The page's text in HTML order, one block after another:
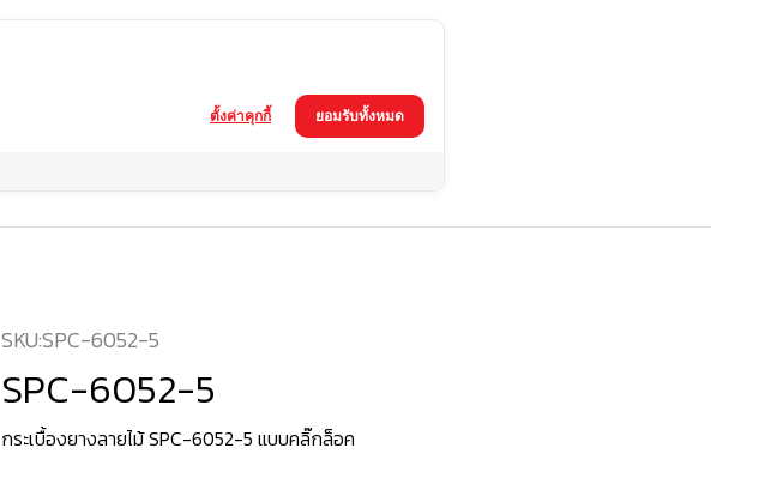
SKU:SPC-6052-5
SPC-6052-5
กระเบื้องยางลายไม้ SPC-6052-5 แบบคลิ๊กล็อค
ยอมรับทั้งหมด
ตั้งค่าคุกกี้